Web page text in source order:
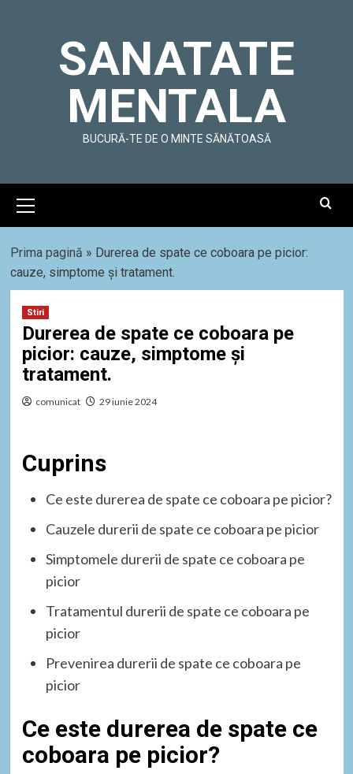
SANATATE
MENTALA
BUCURĂ-TE DE O MINTE SĂNĂTOASĂ
Menu
Prima pagină » Durerea de spate ce coboara pe picior:
cauze, simptome și tratament.
Stiri
Durerea de spate ce coboara pe
picior: cauze, simptome și
tratament.
comunicat 29 iunie 2024
Cuprins
Ce este durerea de spate ce coboara pe picior?
Cauzele durerii de spate ce coboara pe picior
Simptomele durerii de spate ce coboara pe
picior
Tratamentul durerii de spate ce coboara pe
picior
Prevenirea durerii de spate ce coboara pe
picior
Ce este durerea de spate ce
coboara pe picior?